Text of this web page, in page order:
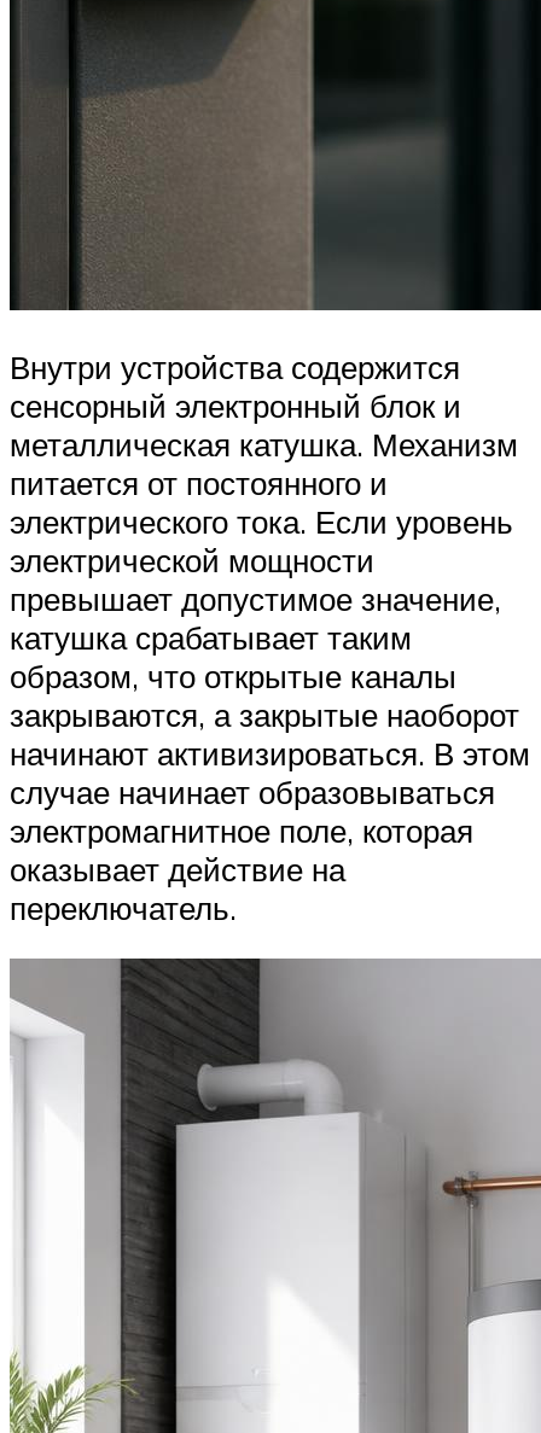
Внутри устройства содержится
сенсорный электронный блок и
металлическая катушка. Механизм
питается от постоянного и
электрического тока. Если уровень
электрической мощности
превышает допустимое значение,
катушка срабатывает таким
образом, что открытые каналы
закрываются, а закрытые наоборот
начинают активизироваться. В этом
случае начинает образовываться
электромагнитное поле, которая
оказывает действие на
переключатель.